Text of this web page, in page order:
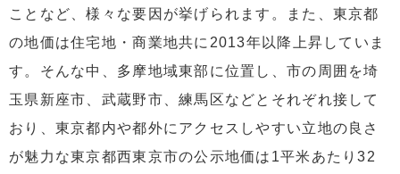
ことなど、様々な要因が挙げられます。また、東京都
の地価は住宅地・商業地共に2013年以降上昇していま
す。そんな中、多摩地域東部に位置し、市の周囲を埼
玉県新座市、武蔵野市、練馬区などとそれぞれ接して
おり、東京都内や都外にアクセスしやすい立地の良さ
が魅力な東京都西東京市の公示地価は1平米あたり32